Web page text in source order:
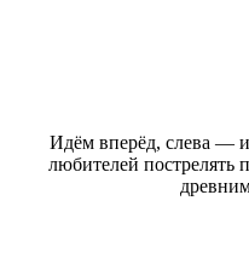
Идём вперёд, слева —
любителей пострелять